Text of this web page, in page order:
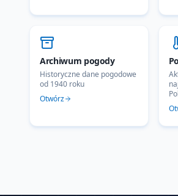
Archiwum pogody
Historyczne dane pogodowe
od 1940 roku
Otwórz